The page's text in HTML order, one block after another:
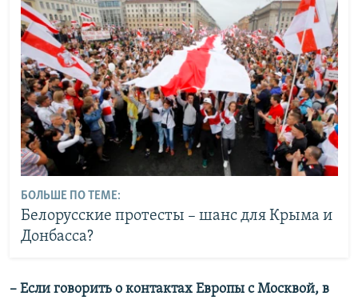
БОЛЬШЕ ПО ТЕМЕ:
Белорусские протесты – шанс для Крыма и
Донбасса?
– Если говорить о контактах Европы с Москвой, в